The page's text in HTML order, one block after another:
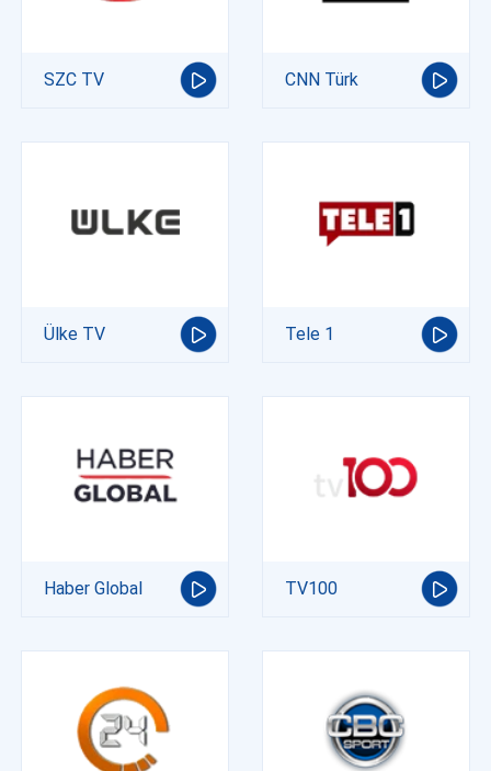
SZC TV CNN Türk
Ülke TV Tele 1
Haber Global TV100